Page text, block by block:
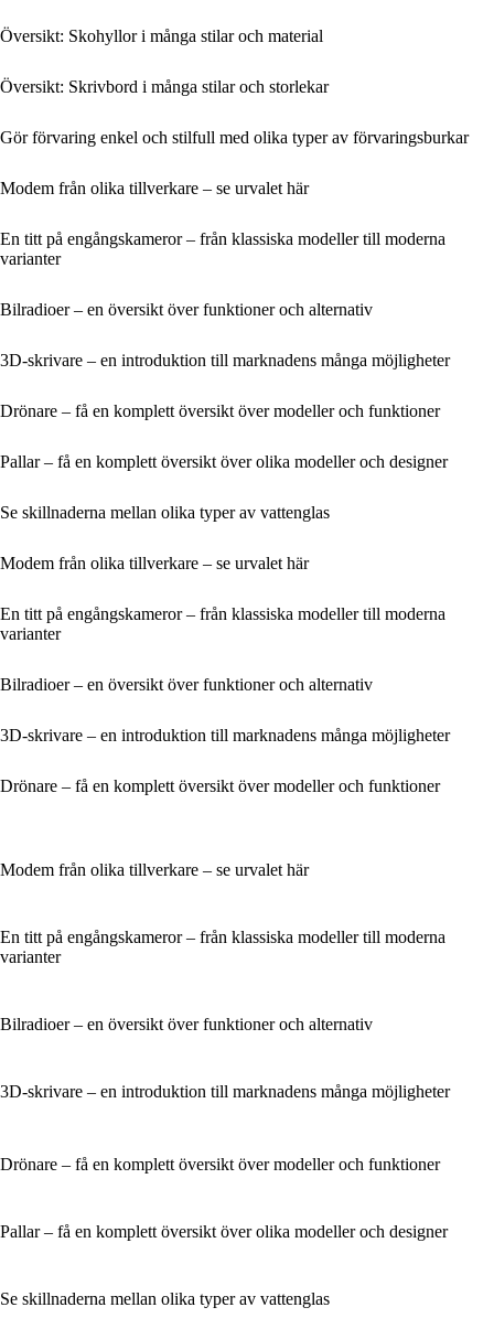
Översikt: Skohyllor i många stilar och material
Översikt: Skrivbord i många stilar och storlekar
Gör förvaring enkel och stilfull med olika typer av förvaringsburkar
Modem från olika tillverkare – se urvalet här
En titt på engångskameror – från klassiska modeller till moderna
varianter
Bilradioer – en översikt över funktioner och alternativ
3D-skrivare – en introduktion till marknadens många möjligheter
Drönare – få en komplett översikt över modeller och funktioner
Pallar – få en komplett översikt över olika modeller och designer
Se skillnaderna mellan olika typer av vattenglas
Modem från olika tillverkare – se urvalet här
En titt på engångskameror – från klassiska modeller till moderna
varianter
Bilradioer – en översikt över funktioner och alternativ
3D-skrivare – en introduktion till marknadens många möjligheter
Drönare – få en komplett översikt över modeller och funktioner
Modem från olika tillverkare – se urvalet här
En titt på engångskameror – från klassiska modeller till moderna
varianter
Bilradioer – en översikt över funktioner och alternativ
3D-skrivare – en introduktion till marknadens många möjligheter
Drönare – få en komplett översikt över modeller och funktioner
Pallar – få en komplett översikt över olika modeller och designer
Se skillnaderna mellan olika typer av vattenglas